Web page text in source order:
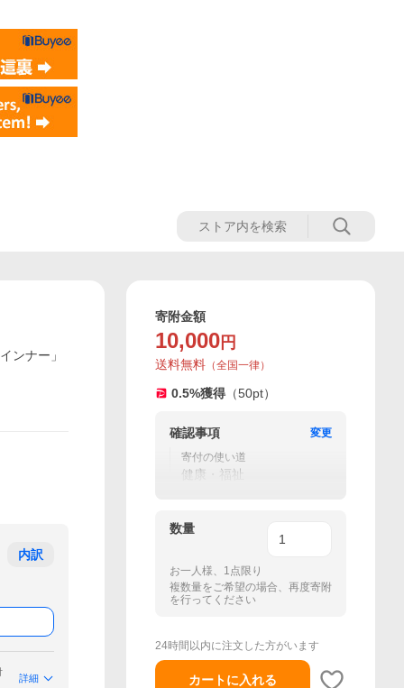
ンナー」
内訳
詳細
寄附金額
10,000 円
送料無料 （全国一律）
0.5%獲得 （50pt）
確認事項
変更
寄付の使い道
健康・福祉
数量
お一人様、1点限り
複数量をご希望の場合、再度寄附
を行ってください
24時間以内に注文した方がいます
カートに入れる